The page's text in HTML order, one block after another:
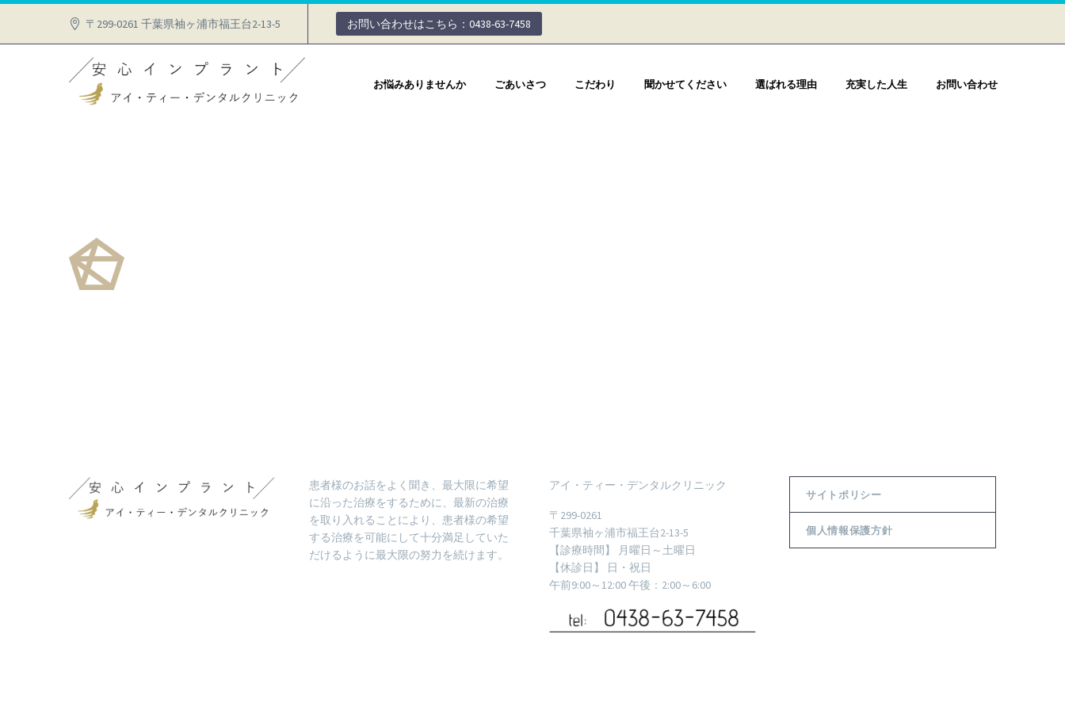
〒299-0261 千葉県袖ヶ浦市福王台2-13-5 お問い合わせはこちら：0438-63-7458
お悩みありませんか ごあいさつ こだわり 聞かせてください 選ばれる理由 充実した人生 お問い合わせ
患者様のお話をよく聞き、最大限に希望
に沿った治療をするために、最新の治療
を取り入れることにより、患者様の希望
する治療を可能にして十分満足していた
だけるように最大限の努力を続けます。
アイ・ティー・デンタルクリニック
〒299-0261
千葉県袖ヶ浦市福王台2-13-5
【診療時間】 月曜日～土曜日
【休診日】 日・祝日
午前9:00～12:00 午後：2:00～6:00
サイトポリシー
個人情報保護方針